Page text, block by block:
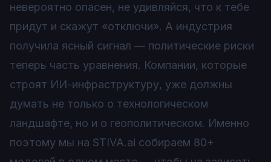
невероятно опасен, не удивляйся, что к тебе
придут и скажут «отключи». А индустрия
получила ясный сигнал — политические риски
теперь часть уравнения. Компании, которые
строят ИИ-инфраструктуру, уже должны
думать не только о технологическом
ландшафте, но и о геополитическом. Именно
поэтому мы на STIVA.ai собираем 80+